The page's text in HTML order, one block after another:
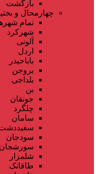
بازگشت
چهارمحال و
تمام
شهرکرد
آلونی
اردل
باباحیدر
بروجن
بلداجی
بن
جونقان
چلگرد
سامان
سودجان
سورشجان
شلمزار
طاقانک